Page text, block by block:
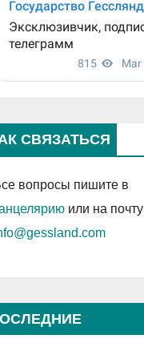
СВЯЗАТЬСЯ
вопросы пишите в
или на почту